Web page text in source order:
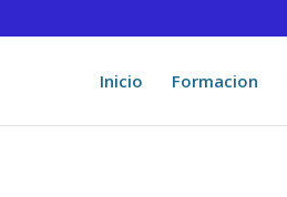
Inicio Formacion